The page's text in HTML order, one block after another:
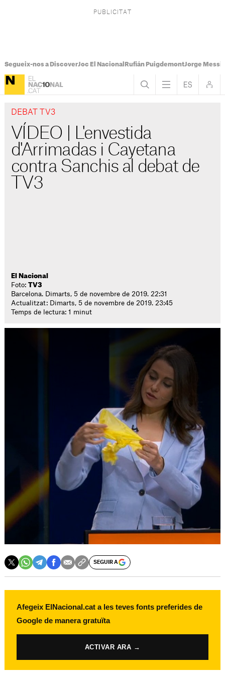
Segueix-nos a DiscoverJoc El Nacional Rufián PuigdemontJorge Messi
DEBAT TV3
VÍDEO | L'envestida
d'Arrimadas i Cayetana
contra Sanchis al debat de
TV3
El Nacional
Foto:TV3
Barcelona. Dimarts, 5 de novembre de 2019. 22:31
Actualitzat: Dimarts, 5 de novembre de 2019. 23:45
Temps de lectura: 1 minut
SEGUIR A
Afegeix ElNacional.cat a les teves fonts preferides de
Google de manera gratuïta
ACTIVAR ARA →